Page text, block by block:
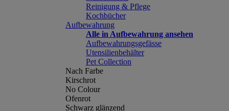
Reinigung & Pflege
Kochbücher
Aufbewahrung
Alle in Aufbewahrung ansehen
Aufbewahrungsgefässe
Utensilienbehälter
Pet Collection
Nach Farbe
Kirschrot
No Colour
Ofenrot
Schwarz glänzend